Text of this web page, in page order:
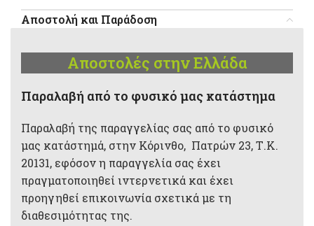
Αποστολή και Παράδοση
Αποστολές στην Ελλάδα
Παραλαβή από το φυσικό μας κατάστημα
Παραλαβή της παραγγελίας σας από το φυσικό
μας κατάστημά, στην Κόρινθο, Πατρών 23, Τ.Κ.
20131, εφόσον η παραγγελία σας έχει
πραγματοποιηθεί ιντερνετικά και έχει
προηγηθεί επικοινωνία σχετικά με τη
διαθεσιμότητας της.